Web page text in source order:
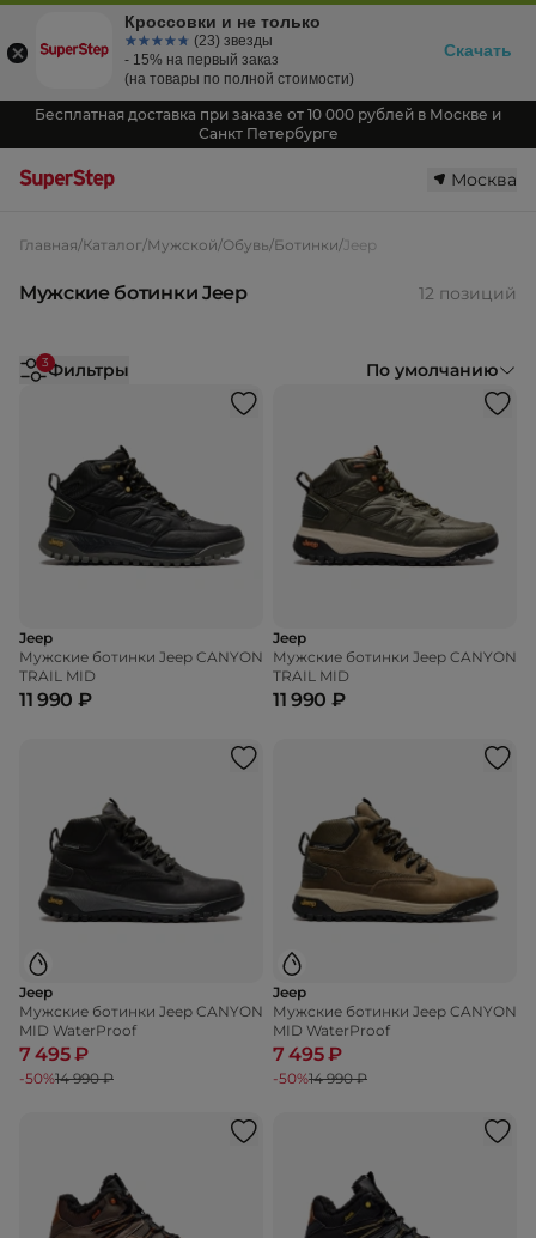
Бесплатная доставка при заказе от 10 000 рублей в Москве и
Санкт Петербурге
Москва
Главная/Каталог/Мужской/Обувь/Ботинки/Jeep
Мужские ботинки Jeep 12 позиций
3Фильтры По умолчанию
Jeep
Мужские ботинки Jeep CANYON
TRAIL MID
11 990 ₽
Jeep
Мужские ботинки Jeep CANYON
TRAIL MID
11 990 ₽
Jeep
Мужские ботинки Jeep CANYON
MID WaterProof
7 495 ₽
-50%14 990 ₽
Jeep
Мужские ботинки Jeep CANYON
MID WaterProof
7 495 ₽
-50%14 990 ₽
Кроссовки и не только
☆☆☆☆☆
★★★★★ (23) звезды
- 15% на первый заказ
(на товары по полной стоимости)
Скачать